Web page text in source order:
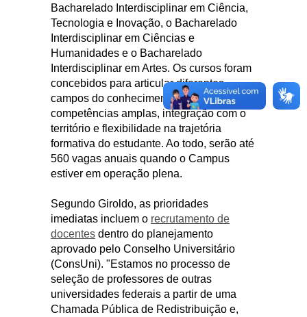
Bacharelado Interdisciplinar em Ciência,
Tecnologia e Inovação, o Bacharelado
Interdisciplinar em Ciências e
Humanidades e o Bacharelado
Interdisciplinar em Artes. Os cursos foram
concebidos para articular diferentes
campos do conhecimento, com ênfase em
competências amplas, integração com o
território e flexibilidade na trajetória
formativa do estudante. Ao todo, serão até
560 vagas anuais quando o Campus
estiver em operação plena.
Segundo Giroldo, as prioridades
imediatas incluem o recrutamento de
docentes dentro do planejamento
aprovado pelo Conselho Universitário
(ConsUni). "Estamos no processo de
seleção de professores de outras
universidades federais a partir de uma
Chamada Pública de Redistribuição e,